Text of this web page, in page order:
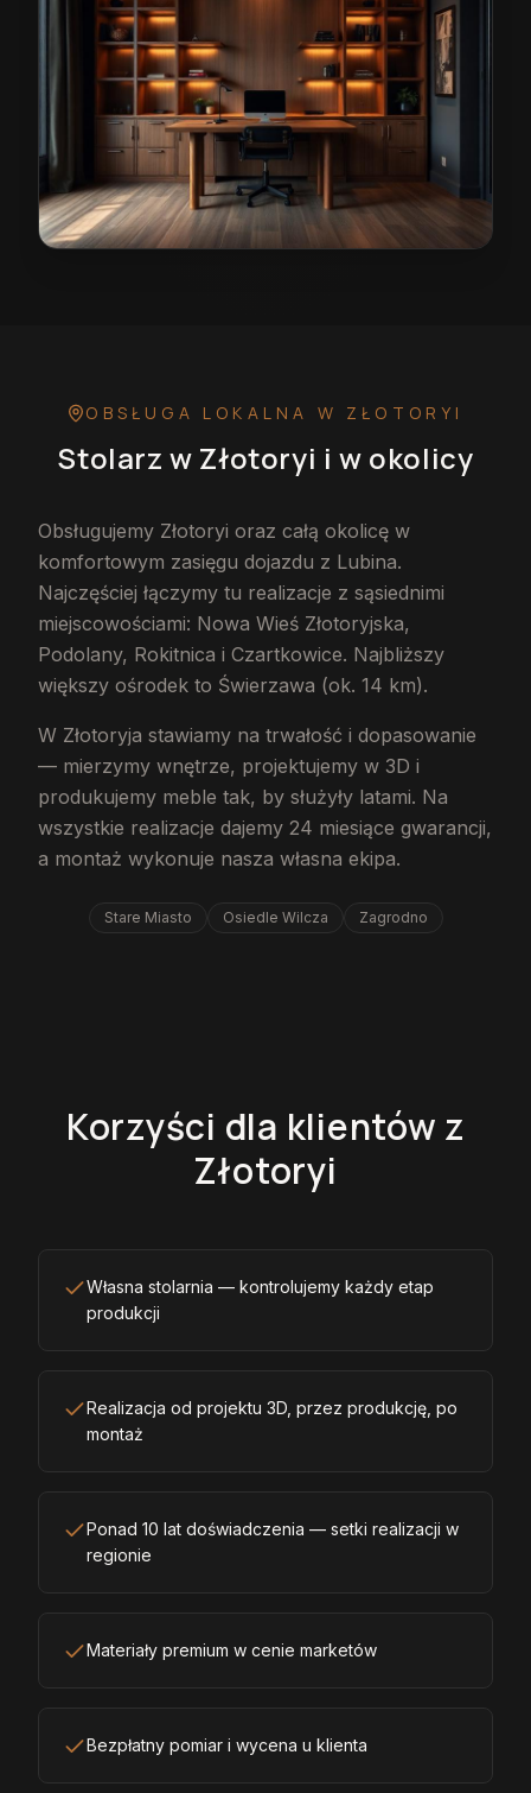
OBSŁUGA LOKALNA W ZŁOTORYI
Stolarz w Złotoryi i w okolicy
Obsługujemy Złotoryi oraz całą okolicę w
komfortowym zasięgu dojazdu z Lubina.
Najczęściej łączymy tu realizacje z sąsiednimi
miejscowościami: Nowa Wieś Złotoryjska,
Podolany, Rokitnica i Czartkowice. Najbliższy
większy ośrodek to Świerzawa (ok. 14 km).
W Złotoryja stawiamy na trwałość i dopasowanie
— mierzymy wnętrze, projektujemy w 3D i
produkujemy meble tak, by służyły latami. Na
wszystkie realizacje dajemy 24 miesiące gwarancji,
a montaż wykonuje nasza własna ekipa.
Stare Miasto Osiedle Wilcza Zagrodno
Korzyści dla klientów z
Złotoryi
Własna stolarnia — kontrolujemy każdy etap
produkcji
Realizacja od projektu 3D, przez produkcję, po
montaż
Ponad 10 lat doświadczenia — setki realizacji w
regionie
Materiały premium w cenie marketów
Bezpłatny pomiar i wycena u klienta